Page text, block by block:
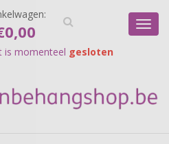
Login
is momenteel gesloten
0,00